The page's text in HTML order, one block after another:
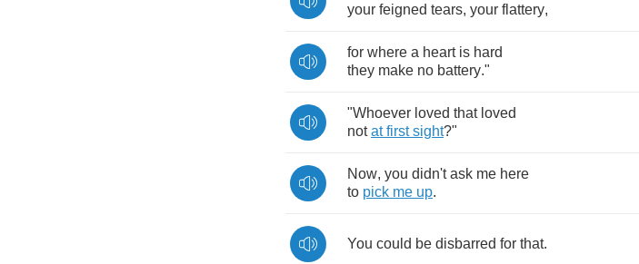
your feigned tears, your flattery,
for where a heart is hard
they make no battery."
"Whoever loved that loved
not at first sight?"
Now, you didn't ask me here
to pick me up.
You could be disbarred for that.